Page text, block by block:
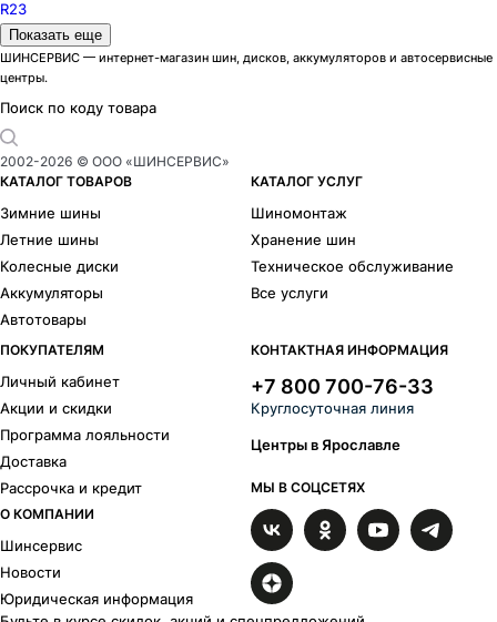
R23
Типоразмеры
R14C
185/— R14C
Показать еще
ШИНСЕРВИС — интернет-магазин шин, дисков, аккумуляторов и автосервисные
центры.
Поиск по коду товара
2002-2026 © ООО «ШИНСЕРВИС»
КАТАЛОГ ТОВАРОВ
Зимние шины
Летние шины
Колесные диски
Аккумуляторы
Автотовары
КАТАЛОГ УСЛУГ
Шиномонтаж
Хранение шин
Техническое обслуживание
Все услуги
ПОКУПАТЕЛЯМ
Личный кабинет
Акции и скидки
Программа лояльности
Доставка
Рассрочка и кредит
О КОМПАНИИ
Шинсервис
Новости
Юридическая информация
КОНТАКТНАЯ ИНФОРМАЦИЯ
+7 800 700-76-33
Круглосуточная линия
Центры в Ярославле
МЫ В СОЦСЕТЯХ